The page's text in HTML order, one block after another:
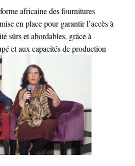
africaine des fournitures
en place pour garantir l’accès à
sûrs et abordables, grâce à
et aux capacités de production